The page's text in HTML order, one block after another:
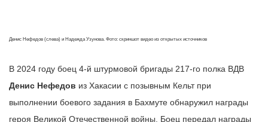
Денис Нефедов (слева) и Надежда Узунова. Фото: скриншот видео из открытых источников
В 2024 году боец 4-й штурмовой бригады 217-го полка ВДВ
Денис Нефедов из Хакасии с позывным Кельт при
выполнении боевого задания в Бахмуте обнаружил награды
героя Великой Отечественной войны. Боец передал награды